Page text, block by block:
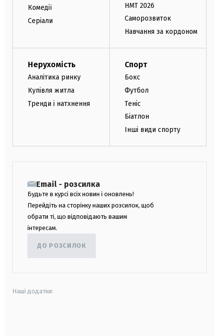
Комедії
Серіали
НМТ 2026
Саморозвиток
Навчання за кордоном
Нерухомість
Аналітика ринку
Купівля житла
Тренди і натхнення
Спорт
Бокс
Футбол
Теніс
Біатлон
Інші види спорту
Email - розсилка
Будьте в курсі всіх новин і оновлень!
Перейдіть на сторінку наших розсилок, щоб
обрати ті, що відповідають вашим
інтересам.
ДО РОЗСИЛОК
Наші додатки: